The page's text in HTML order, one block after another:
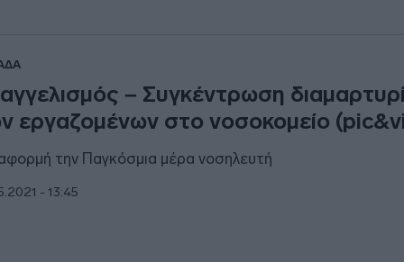
– Συγκέντρωση
εργαζομένων στο νοσοκομείο
την Παγκόσμια μέρα νοσηλευτή
- 13:45